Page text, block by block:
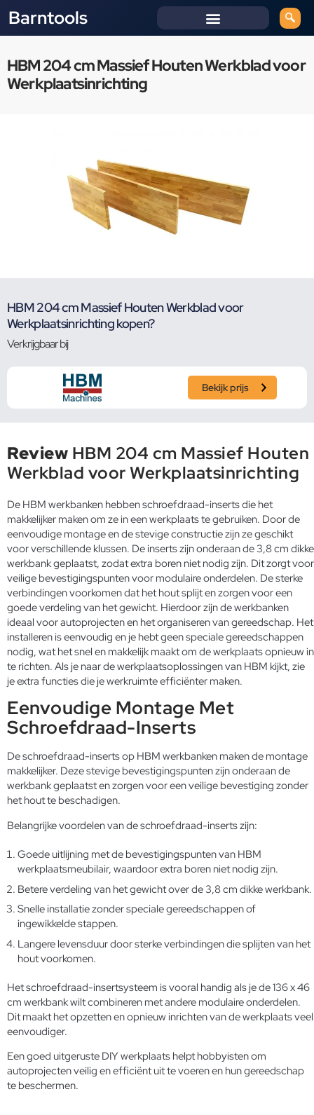
Barntools
HBM 204 cm Massief Houten Werkblad voor
Werkplaatsinrichting
HBM 204 cm Massief Houten Werkblad voor
Werkplaatsinrichting kopen?
Verkrijgbaar bij
Bekijk prijs
Review HBM 204 cm Massief Houten
Werkblad voor Werkplaatsinrichting
De HBM werkbanken hebben schroefdraad-inserts die het
makkelijker maken om ze in een werkplaats te gebruiken. Door de
eenvoudige montage en de stevige constructie zijn ze geschikt
voor verschillende klussen. De inserts zijn onderaan de 3,8 cm dikke
werkbank geplaatst, zodat extra boren niet nodig zijn. Dit zorgt voor
veilige bevestigingspunten voor modulaire onderdelen. De sterke
verbindingen voorkomen dat het hout splijt en zorgen voor een
goede verdeling van het gewicht. Hierdoor zijn de werkbanken
ideaal voor autoprojecten en het organiseren van gereedschap. Het
installeren is eenvoudig en je hebt geen speciale gereedschappen
nodig, wat het snel en makkelijk maakt om de werkplaats opnieuw in
te richten. Als je naar de werkplaatsoplossingen van HBM kijkt, zie
je extra functies die je werkruimte efficiënter maken.
Eenvoudige Montage Met
Schroefdraad-Inserts
De schroefdraad-inserts op HBM werkbanken maken de montage
makkelijker. Deze stevige bevestigingspunten zijn onderaan de
werkbank geplaatst en zorgen voor een veilige bevestiging zonder
het hout te beschadigen.
Belangrijke voordelen van de schroefdraad-inserts zijn:
Goede uitlijning met de bevestigingspunten van HBM
werkplaatsmeubilair, waardoor extra boren niet nodig zijn.
Betere verdeling van het gewicht over de 3,8 cm dikke werkbank.
Snelle installatie zonder speciale gereedschappen of
ingewikkelde stappen.
Langere levensduur door sterke verbindingen die splijten van het
hout voorkomen.
Het schroefdraad-insertsysteem is vooral handig als je de 136 x 46
cm werkbank wilt combineren met andere modulaire onderdelen.
Dit maakt het opzetten en opnieuw inrichten van de werkplaats veel
eenvoudiger.
Een goed uitgerusteDIY werkplaatshelpt hobbyisten om
autoprojecten veilig en efficiënt uit te voeren en hun gereedschap
te beschermen.